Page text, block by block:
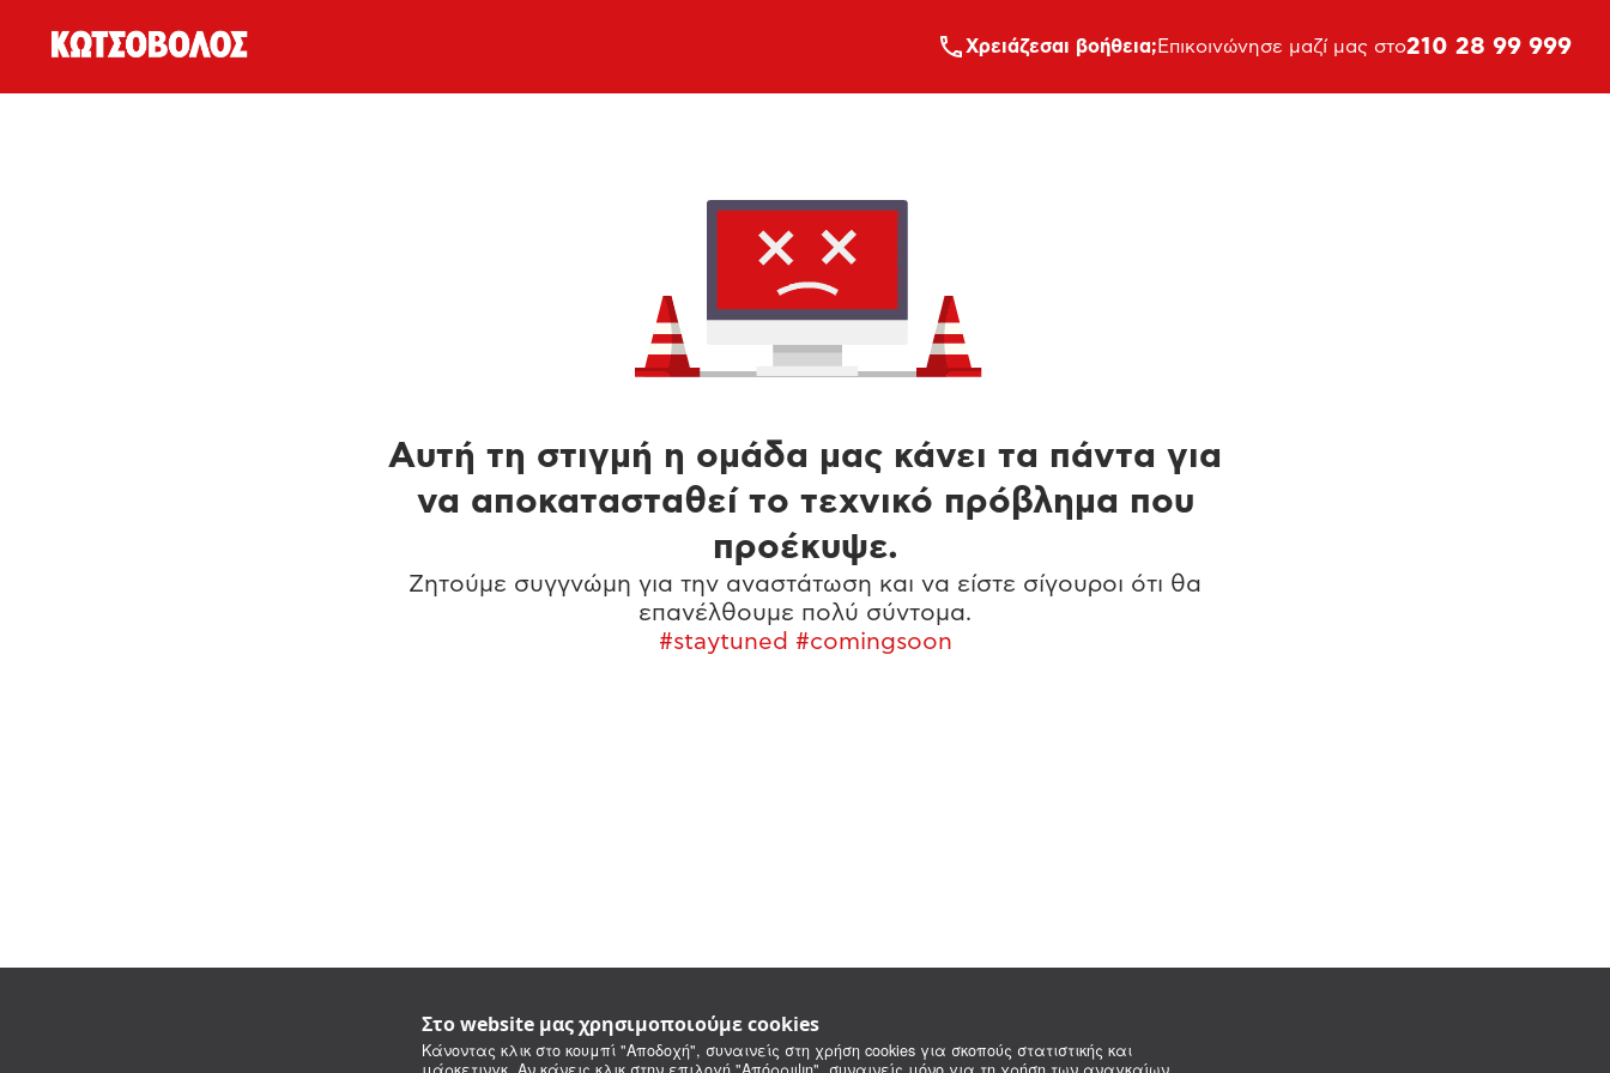
Στο website μας χρησιμοποιούμε cookies
Κάνοντας κλικ στο κουμπί "Αποδοχή", συναινείς στη χρήση cookies για σκοπούς στατιστικής και
Xρειάζεσαι βοήθεια; Επικοινώνησε μαζί μας στο210 28 99 999
Αυτή τη στιγμή η ομάδα μας κάνει τα πάντα για
να αποκατασταθεί το τεχνικό πρόβλημα που
προέκυψε.
Ζητούμε συγγνώμη για την αναστάτωση και να είστε σίγουροι ότι θα
επανέλθουμε πολύ σύντομα.
#staytuned #comingsoon